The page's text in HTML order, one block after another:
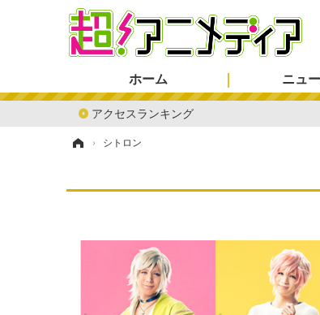
ホーム
アクセスランキング
ニュ
› シトロン